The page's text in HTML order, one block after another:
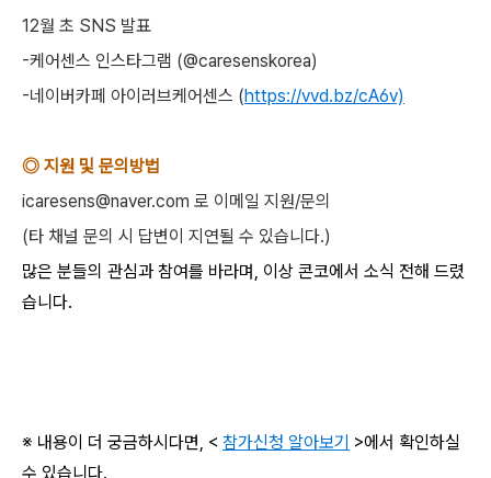
12월 초 SNS 발표
-케어센스 인스타그램 (@caresenskorea)
-네이버카페 아이러브케어센스 (https://vvd.bz/cA6v)
◎ 지원 및 문의방법
icaresens@naver.com 로 이메일 지원/문의
(타 채널 문의 시 답변이 지연될 수 있습니다.)
많은 분들의 관심과 참여를 바라며, 이상 콘코에서 소식 전해 드렸
습니다.
※ 내용이 더 궁금하시다면, < 참가신청 알아보기 >에서 확인하실
수 있습니다.